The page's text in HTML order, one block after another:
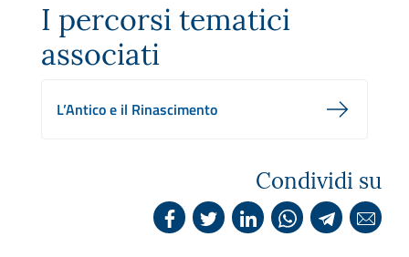
I percorsi tematici
associati
L’Antico e il Rinascimento
Condividi su